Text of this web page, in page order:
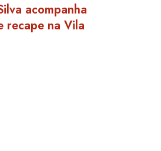
acompanha
recape na Vila